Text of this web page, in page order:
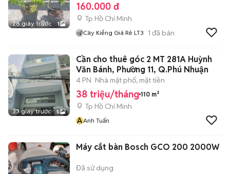
28 giây trước 1
160.000 đ
Tp Hồ Chí Minh
Cây Kiểng Giá Rẻ LT3 1 đã bán
33 giây trước 5
Cần cho thuê góc 2 MT 281A Huỳnh
Văn Bánh, Phường 11, Q.Phú Nhuận
4 PN Nhà mặt phố, mặt tiền
38 triệu/tháng 110 m²
Tp Hồ Chí Minh
AAnh Tuấn
Máy cắt bàn Bosch GCO 200 2000W
Đã sử dụng